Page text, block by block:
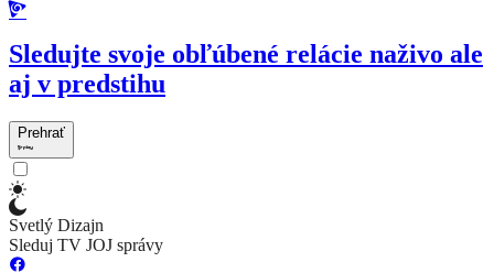
Sledujte svoje obľúbené relácie naživo ale
aj v predstihu
Prehrať
Svetlý Dizajn
Sleduj TV JOJ správy